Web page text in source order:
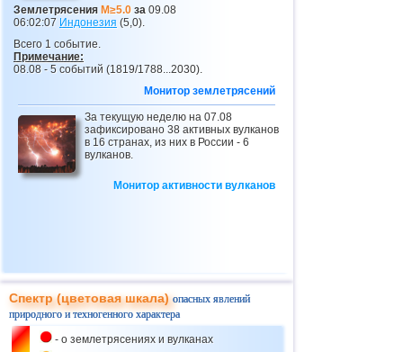
29 Эквадор
31 Венесуэла
3,5 1
33 ДР 3,2...3,4
34 Боливия 3,4
35 Коста-Рика
40 Мьянма 3,1
41
Землетрясения M≥5.0 за 09.08
06:02:07 Индонезия (5,0).
Всего 1 событие.
Примечание:
08.08 - 5 событий (1819/1788...2030).
Монитор землетрясений
За текущую неделю на 07.08
зафиксировано 38 активных вулканов
в 16 странах, из них в России - 6
вулканов.
Монитор активности вулканов
Спектр (цветовая шкала)опасных явлений
природного и техногенного характера
- о землетрясениях и вулканах